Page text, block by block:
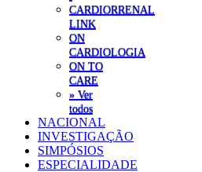
CARDIORRENAL
LINK
ON
CARDIOLOGIA
ON TO
CARE
» Ver
todos
NACIONAL
INVESTIGAÇÃO
SIMPÓSIOS
ESPECIALIDADE